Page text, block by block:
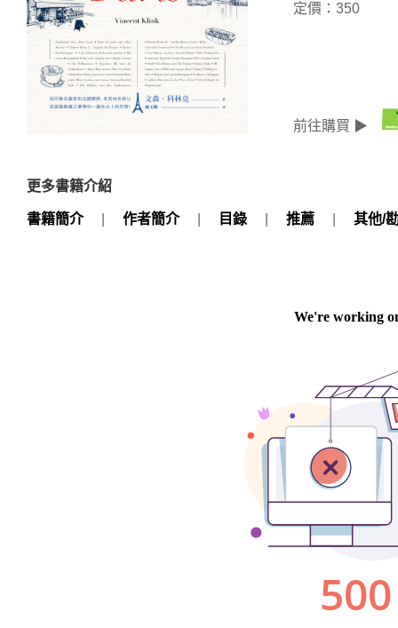
定價：350
前往購買 ▶
更多書籍介紹
書籍簡介 作者簡介 目錄 推薦 其他/